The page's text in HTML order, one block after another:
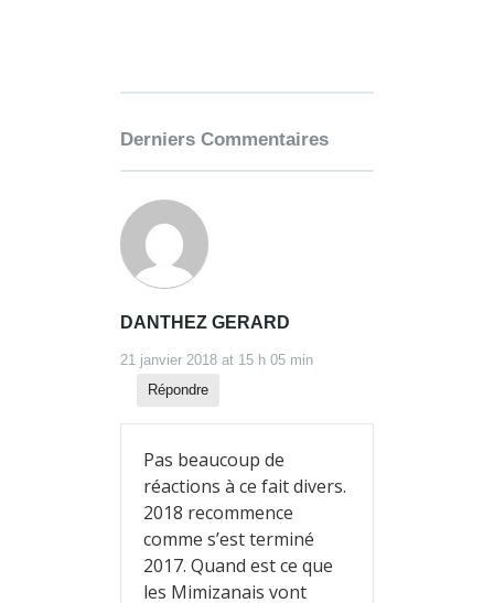
Derniers Commentaires
DANTHEZ GERARD
21 janvier 2018 at 15 h 05 min
Répondre
Pas beaucoup de
réactions à ce fait divers.
2018 recommence
comme s’est terminé
2017. Quand est ce que
les Mimizanais vont